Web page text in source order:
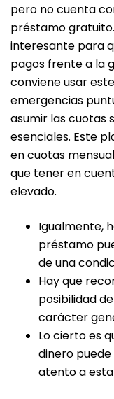
pero no cuenta
préstamo
interesante para
pagos frente a la
conviene usar
emergencias
asumir las cuotas
esenciales. Este
en cuotas
que tener en
elevado.
Igualmente,
préstamo
de una
Hay que
posibilidad
carácter
Lo cierto es
dinero
atento a